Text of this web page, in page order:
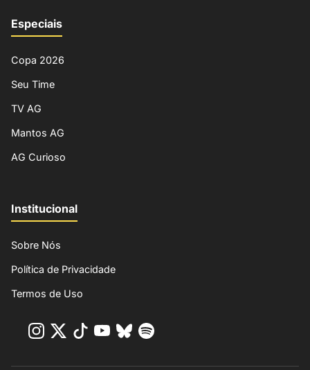
Especiais
Copa 2026
Seu Time
TV AG
Mantos AG
AG Curioso
Institucional
Sobre Nós
Política de Privacidade
Termos de Uso